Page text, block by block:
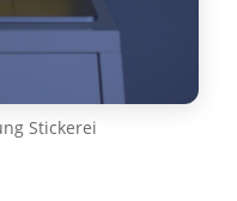
Stickerei